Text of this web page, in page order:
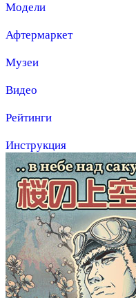
Модели
Афтермаркет
Музеи
Видео
Рейтинги
Инструкция